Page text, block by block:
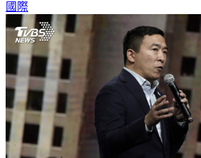
國際